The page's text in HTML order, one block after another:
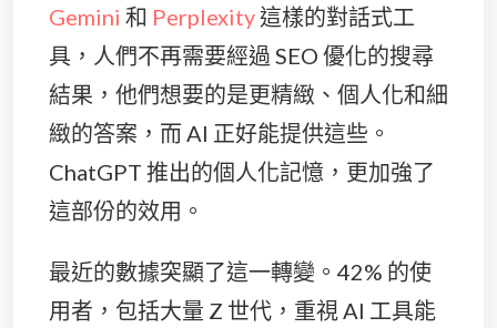
Gemini 和 Perplexity這樣的對話式工
具，人們不再需要經過 SEO 優化的搜尋
結果，他們想要的是更精緻、個人化和細
緻的答案，而 AI 正好能提供這些。
ChatGPT 推出的個人化記憶，更加強了
這部份的效用。
最近的數據突顯了這一轉變。42% 的使
用者，包括大量 Z 世代，重視 AI 工具能